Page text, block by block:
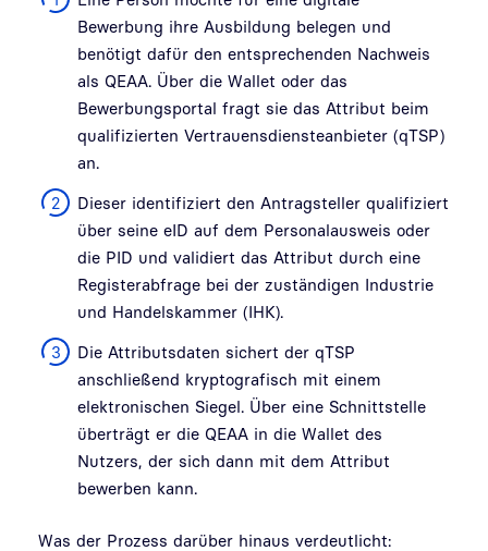
Bewerbung ihre Ausbildung belegen und
benötigt dafür den entsprechenden Nachweis
als QEAA. Über die Wallet oder das
Bewerbungsportal fragt sie das Attribut beim
qualifizierten Vertrauensdiensteanbieter (qTSP)
an.
Dieser identifiziert den Antragsteller qualifiziert
über seine eID auf dem Personalausweis oder
die PID und validiert das Attribut durch eine
Registerabfrage bei der zuständigen Industrie
und Handelskammer (IHK).
Die Attributsdaten sichert der qTSP
anschließend kryptografisch mit einem
elektronischen Siegel. Über eine Schnittstelle
überträgt er die QEAA in die Wallet des
Nutzers, der sich dann mit dem Attribut
bewerben kann.
Was der Prozess darüber hinaus verdeutlicht: